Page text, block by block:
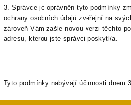
3. Správce je oprávněn tyto podmínky
ochrany osobních údajů zveřejní na
zároveň Vám zašle novou verzi těchto
adresu, kterou jste správci poskytl/a.
Tyto podmínky nabývají účinnosti dnem